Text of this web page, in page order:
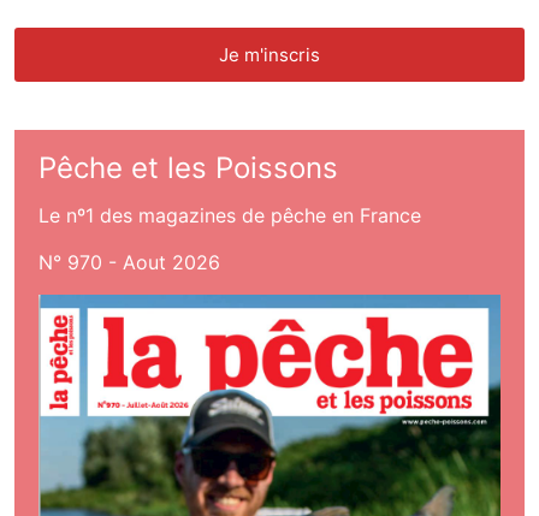
Pêche et les Poissons
Le nº1 des magazines de pêche en France
N° 970 - Aout 2026